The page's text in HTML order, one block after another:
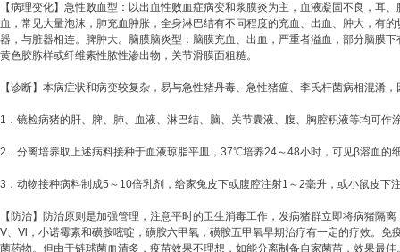
【病理变化】急性败血型：以出血性败血症病变和浆膜炎为主，血液凝固不良，
血，常见大量泡沫，肺充血肿胀，全身淋巴结有不同程度的充血、出血、肿大，有
器，与脏器相连。脾肿大。脑膜脑炎型：脑膜充血、出血，严重者溢血，部分脑膜
黄色胶胨样或纤维素性脓性渗出物，关节滑膜面粗糙。
【诊断】本病症状和病变较复杂，易与急性猪丹毒、急性猪瘟、李氏杆菌病相混淆
1．镜检病猪的肝、脾、肺、血液、淋巴结、脑、关节囊液、腹、胸腔积液等均可
2．分离培养取上述病料接种于血液琼脂平皿，37℃培养24～48小时，可见β溶血的
3．动物接种病料制成5～10倍乳剂，给家兔皮下或腹腔注射1～2毫升，或小鼠皮
【防治】防治原则是加强管理，注意平时的卫生消毒工作，发病猪群立即将病猪
Ⅴ、Ⅵ，小诺霉素和磺胺嘧啶，磺胺六甲氧，磺胺五甲氧早期治疗有一定的疗效。
菌药物。但由于链球菌血清多，疫苗效果不理想，如能分离制备自家菌苗，效果最佳